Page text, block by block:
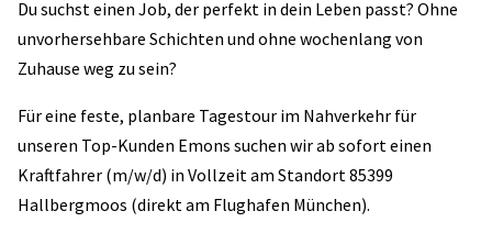
Du suchst einen Job, der perfekt in dein Leben passt? Ohne
unvorhersehbare Schichten und ohne wochenlang von
Zuhause weg zu sein?
Für eine feste, planbare Tagestour im Nahverkehr für
unseren Top-Kunden Emons suchen wir ab sofort einen
Kraftfahrer (m/w/d) in Vollzeit am Standort 85399
Hallbergmoos (direkt am Flughafen München).